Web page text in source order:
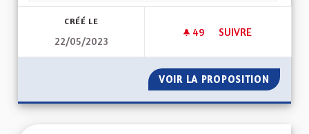
CRÉÉ LE
22/05/2023
49 49 ABONNÉS
SUIVRE
VOIR LA PROPOSITION